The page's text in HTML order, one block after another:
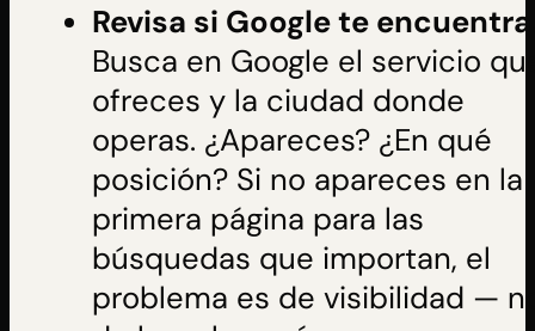
Revisa si Google te
Busca en Google el servicio
ofreces y la ciudad donde
operas. ¿Apareces? ¿En qué
posición? Si no apareces en la
primera página para las
búsquedas que importan, el
problema es de visibilidad —